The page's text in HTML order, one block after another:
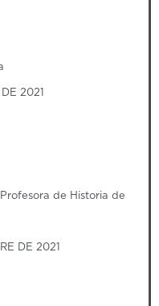
2021
Profesora de Historia de
DE 2021